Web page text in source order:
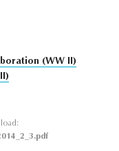
(WW II)